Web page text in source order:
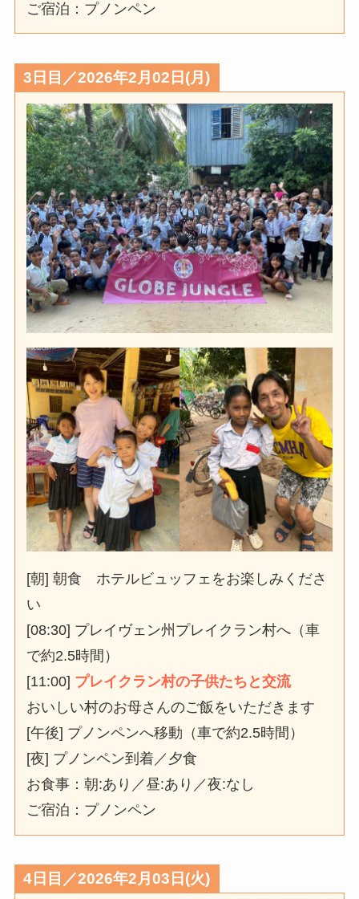
ご宿泊：プノンペン
3日目／2026年2月02日(月)
[朝] 朝食 ホテルビュッフェをお楽しみくださ
い
[08:30] プレイヴェン州プレイクラン村へ（車
で約2.5時間）
[11:00] プレイクラン村の子供たちと交流
おいしい村のお母さんのご飯をいただきます
[午後] プノンペンへ移動（車で約2.5時間）
[夜] プノンペン到着／夕食
お食事：朝:あり／昼:あり／夜:なし
ご宿泊：プノンペン
4日目／2026年2月03日(火)